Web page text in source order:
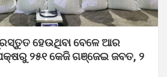
ହେଉଥିବା ବେଳେ ଆର
୨୫୧ କେଜି ଗଞ୍ଜେଇ ଜବତ, ୨